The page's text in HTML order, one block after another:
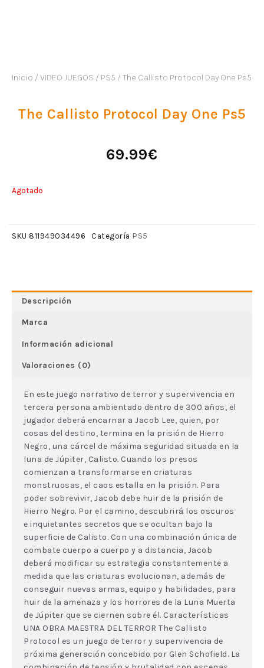
Inicio / VIDEO JUEGOS / PS5 / The Callisto Protocol Day One Ps5
The Callisto Protocol Day One Ps5
69.99€
Agotado
SKU 811949034496 Categoría PS5
Descripción
Marca
Información adicional
Valoraciones (0)
En este juego narrativo de terror y supervivencia en
tercera persona ambientado dentro de 300 años, el
jugador deberá encarnar a Jacob Lee, quien, por
cosas del destino, termina en la prisión de Hierro
Negro, una cárcel de máxima seguridad situada en la
luna de Júpiter, Calisto. Cuando los presos
comienzan a transformarse en criaturas
monstruosas, el caos estalla en la prisión. Para
poder sobrevivir, Jacob debe huir de la prisión de
Hierro Negro. Por el camino, descubrirá los oscuros
e inquietantes secretos que se ocultan bajo la
superficie de Calisto. Con una combinación única de
combate cuerpo a cuerpo y a distancia, Jacob
deberá modificar su estrategia constantemente a
medida que las criaturas evolucionan, además de
conseguir nuevas armas, equipo y habilidades, para
huir de la amenaza y los horrores de la Luna Muerta
de Júpiter que se ciernen sobre él. Características
UNA OBRA MAESTRA DEL TERROR The Callisto
Protocol es un juego de terror y supervivencia de
próxima generación concebido por Glen Schofield. La